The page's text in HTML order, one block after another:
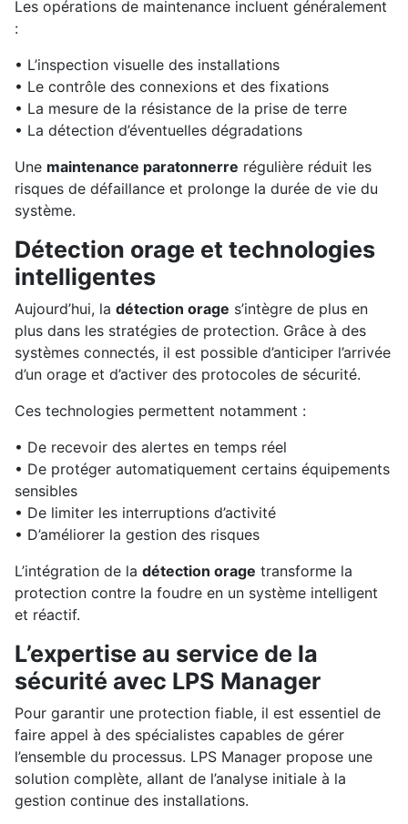
Les opérations de maintenance incluent généralement
:
• L’inspection visuelle des installations
• Le contrôle des connexions et des fixations
• La mesure de la résistance de la prise de terre
• La détection d’éventuelles dégradations
Une maintenance paratonnerre régulière réduit les
risques de défaillance et prolonge la durée de vie du
système.
Détection orage et technologies
intelligentes
Aujourd’hui, la détection orage s’intègre de plus en
plus dans les stratégies de protection. Grâce à des
systèmes connectés, il est possible d’anticiper l’arrivée
d’un orage et d’activer des protocoles de sécurité.
Ces technologies permettent notamment :
• De recevoir des alertes en temps réel
• De protéger automatiquement certains équipements
sensibles
• De limiter les interruptions d’activité
• D’améliorer la gestion des risques
L’intégration de la détection orage transforme la
protection contre la foudre en un système intelligent
et réactif.
L’expertise au service de la
sécurité avec LPS Manager
Pour garantir une protection fiable, il est essentiel de
faire appel à des spécialistes capables de gérer
l’ensemble du processus. LPS Manager propose une
solution complète, allant de l’analyse initiale à la
gestion continue des installations.